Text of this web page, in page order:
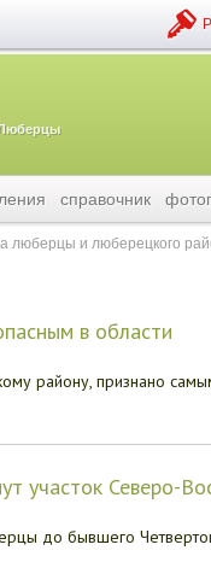
Люберцы
справочник
люберцы и люберецкого
в области
району, признано
участок Северо-
до бывшего